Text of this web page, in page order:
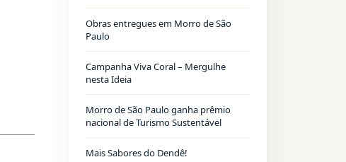
Obras entregues em Morro de São
Paulo
Campanha Viva Coral – Mergulhe
nesta Ideia
Morro de São Paulo ganha prêmio
nacional de Turismo Sustentável
Mais Sabores do Dendê!